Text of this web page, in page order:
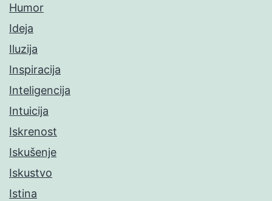
Humor
Ideja
Iluzija
Inspiracija
Inteligencija
Intuicija
Iskrenost
Iskušenje
Iskustvo
Istina